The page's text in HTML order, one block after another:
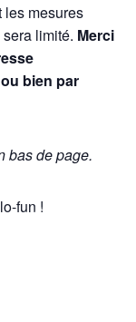
les mesures
limité. Merci
ou bien par
bas de page.
fun !